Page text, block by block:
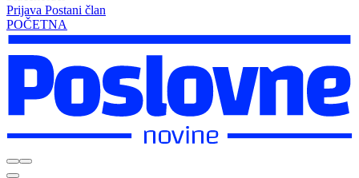
Prijava Postani član
POČETNA